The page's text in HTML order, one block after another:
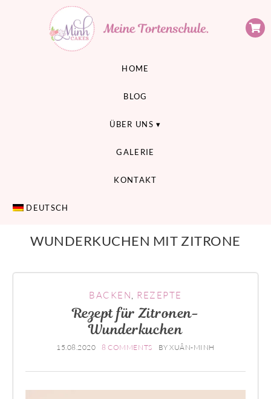
MEINE TORTENSCHULE
HOME
BLOG
ÜBER UNS
GALERIE
KONTAKT
DEUTSCH
WUNDERKUCHEN MIT ZITRONE
BACKEN REZEPTE
Rezept für Zitronen-
Wunderkuchen
15.08.2020 8 COMMENTS BYXUÂN-MINH